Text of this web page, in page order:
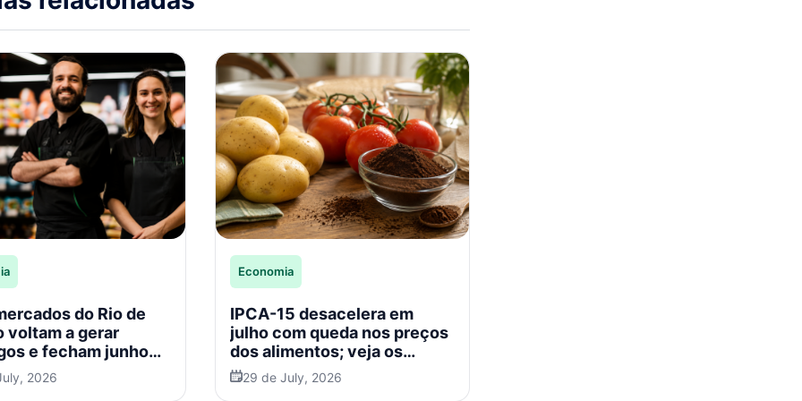
do Rio de
voltam a gerar
e fecham junho
positivo
2026
Economia
IPCA-15 desacelera em
julho com queda nos preços
dos alimentos; veja os
impactos para os
supermercados
29 de July, 2026